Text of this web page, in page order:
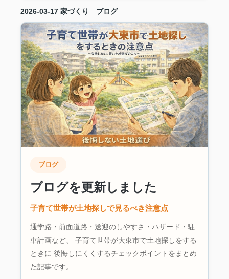
2026-03-17 家づくり ブログ
ブログ
ブログを更新しました
子育て世帯が土地探しで見るべき注意点
通学路・前面道路・送迎のしやすさ・ハザード・駐
車計画など、 子育て世帯が大東市で土地探しをする
ときに 後悔しにくくするチェックポイントをまとめ
た記事です。